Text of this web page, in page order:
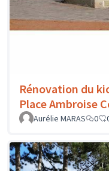
Rénovation du
Place Ambroise
Aurélie MARAS
0